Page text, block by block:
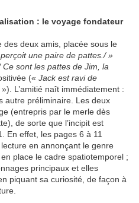
: le voyage fondateur
des deux amis, placée sous le
une paire de pattes./ »
sont les pattes de Jim, la
(« Jack est ravi de
»). L’amitié naît immédiatement :
autre préliminaire. Les deux
(entrepris par le merle dès
de sorte que l’incipit est
En effet, les pages 6 à 11
en annonçant le genre
place le cadre spatiotemporel ;
principaux et elles
piquant sa curiosité, de façon à